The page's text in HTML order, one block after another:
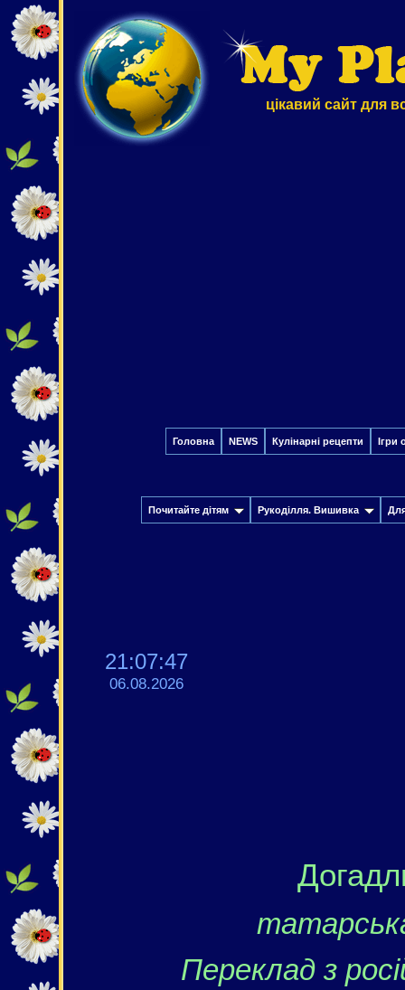
цікавий сайт для
Головна NEWS Кулінарні рецепти Ігри
Почитайте дітям Рукоділля. Вишивка
21:07:48
06.08.2026
Переклад з